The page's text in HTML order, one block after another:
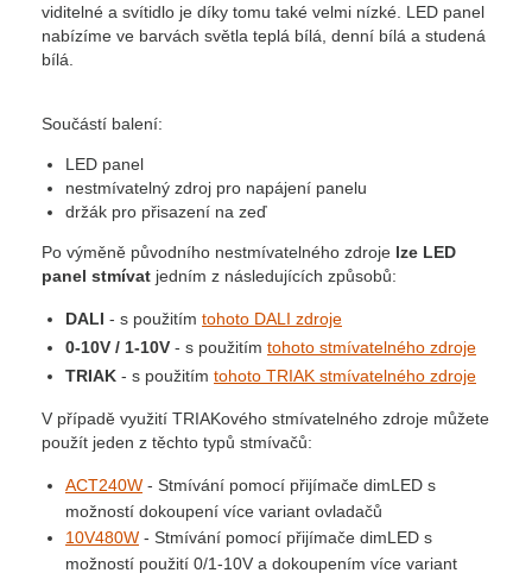
viditelné a svítidlo je díky tomu také velmi nízké. LED panel
nabízíme ve barvách světla teplá bílá, denní bílá a studená
bílá.
Součástí balení:
LED panel
nestmívatelný zdroj pro napájení panelu
držák pro přisazení na zeď
Po výměně původního nestmívatelného zdroje lze LED
panel stmívat jedním z následujících způsobů:
DALI - s použitím tohoto DALI zdroje
0-10V / 1-10V - s použitím tohoto stmívatelného zdroje
TRIAK - s použitím tohoto TRIAK stmívatelného zdroje
V případě využití TRIAKového stmívatelného zdroje můžete
použít jeden z těchto typů stmívačů:
ACT240W - Stmívání pomocí přijímače dimLED s
možností dokoupení více variant ovladačů
10V480W - Stmívání pomocí přijímače dimLED s
možností použití 0/1-10V a dokoupením více variant